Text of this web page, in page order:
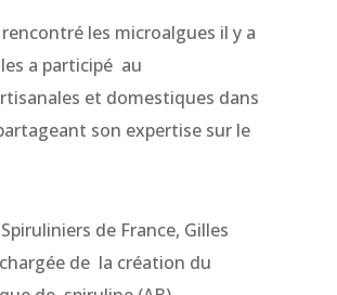
les microalgues il y a
a participé au
et domestiques dans
son expertise sur le
de France, Gilles
de la création du